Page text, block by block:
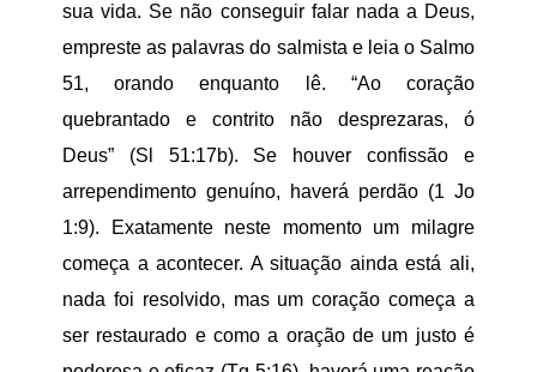
sua vida. Se não conseguir falar nada a Deus,
empreste as palavras do salmista e leia o Salmo
51, orando enquanto lê. “Ao coração
quebrantado e contrito não desprezaras, ó
Deus” (Sl 51:17b). Se houver confissão e
arrependimento genuíno, haverá perdão (1 Jo
1:9). Exatamente neste momento um milagre
começa a acontecer. A situação ainda está ali,
nada foi resolvido, mas um coração começa a
ser restaurado e como a oração de um justo é